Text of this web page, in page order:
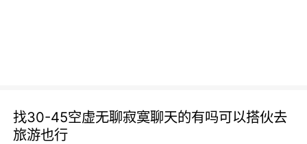
找30-45空虚无聊寂寞聊天的有吗可以搭伙去
旅游也行